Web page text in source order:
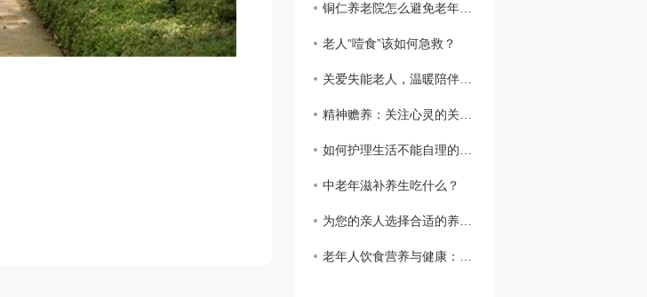
铜仁养老院怎么避免老年人的孤单？
老人“噎食”该如何急救？
关爱失能老人，温暖陪伴从细节开始
精神赡养：关注心灵的关怀与支持
如何护理生活不能自理的老人
中老年滋补养生吃什么？
为您的亲人选择合适的养老院
老年人饮食营养与健康：关注健康长寿的呵护